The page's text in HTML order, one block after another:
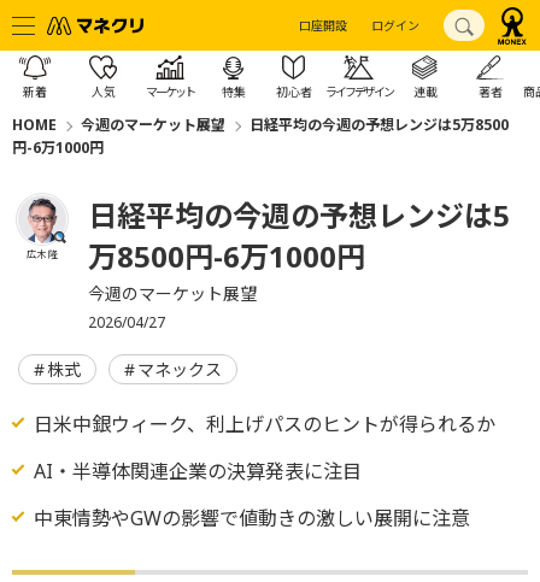
口座開設 ログイン
新着 人気 マーケット 特集 初心者 ライフデザイン 連載 著者 商
HOME 今週のマーケット展望
日経平均の今週の予想レンジは5万8500
円-6万1000円
広木 隆
日経平均の今週の予想レンジは5
万8500円-6万1000円
今週のマーケット展望
2026/04/27
株式 マネックス
日米中銀ウィーク、利上げパスのヒントが得られるか
AI・半導体関連企業の決算発表に注目
中東情勢やGWの影響で値動きの激しい展開に注意